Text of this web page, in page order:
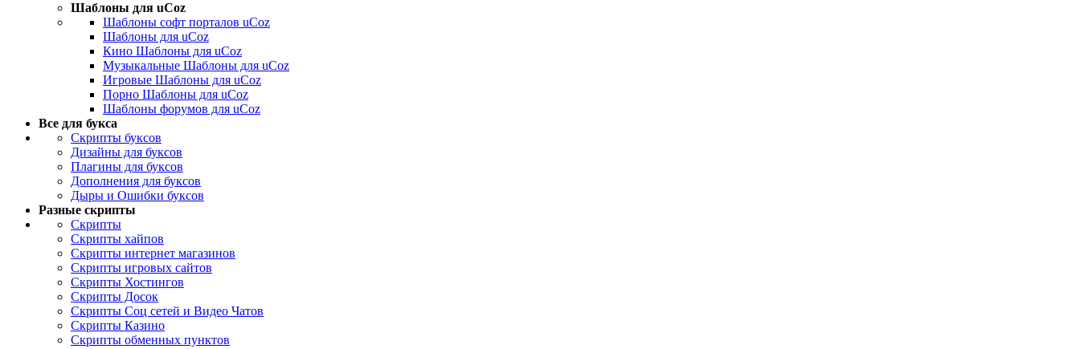
Шаблоны для uCoz
Шаблоны софт порталов uCoz
Шаблоны для uCoz
Кино Шаблоны для uCoz
Музыкальные Шаблоны для uCoz
Игровые Шаблоны для uCoz
Порно Шаблоны для uCoz
Шаблоны форумов для uCoz
Все для букса
Скрипты буксов
Дизайны для буксов
Плагины для буксов
Дополнения для буксов
Дыры и Ошибки буксов
Разные скрипты
Скрипты
Скрипты хайпов
Скрипты интернет магазинов
Скрипты игровых сайтов
Скрипты Хостингов
Скрипты Досок
Скрипты Соц сетей и Видео Чатов
Скрипты Казино
Скрипты обменных пунктов